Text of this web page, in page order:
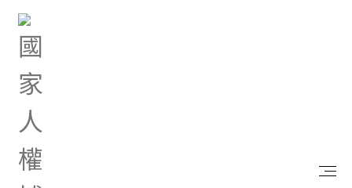
首頁
看世界認識兒童人權的真諦